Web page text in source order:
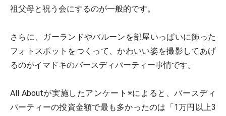
祖父母と祝う会にするのが一般的です。
さらに、ガーランドやバルーンを部屋いっぱいに飾った
フォトスポットをつくって、かわいい姿を撮影してあげ
るのがイマドキのバースディパーティー事情です。
All Aboutが実施したアンケート※によると、バースディ
パーティーの投資金額で最も多かったのは「1万円以上3